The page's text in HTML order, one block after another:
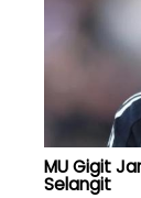
MU Gigit
Selangit